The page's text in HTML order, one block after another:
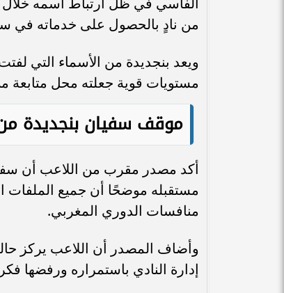
من نادٍ بالحصول على خدماته في
ويعد بنجديدة من الأسماء التي
مستويات قوية جعلته محل متابعة
موقف سفيان بنجديدة من
أكد مصدر مقرب من اللاعب أن
مستقبله موضحًا أن جميع الملفات
منافسات الدوري المغربي.
وأضاف المصدر أن اللاعب يركز
إدارة النادي باستمراره ورفضها